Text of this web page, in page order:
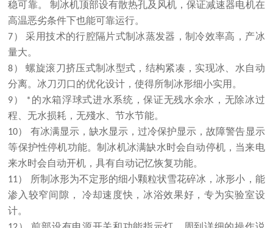
稳可靠。 制冰机顶部设有散热孔及风机，保证减速器电机在
高温恶劣条件下也能可靠运行。
7） 采用技术的行腔隔片式制冰蒸发器，制冷效率高，产冰
量大。
8） 螺旋滚刀挤压式制冰型式，结构紧凑，实现冰、水自动
分离。冰刀刃口的优化设计，使得所制冰形细小实用。
9） *的水箱浮球式进水系统，保证无残水余水，无除冰过
程、无水损耗，无殘水、节水节能。
10） 有冰满显示，缺水显示，过冷保护显示，故障警告显示
等保护性停机功能。制冰机冰满缺水时会自动停机，当来电
来水时会自动开机，具有自动记忆恢复功能。
11） 所制冰形为不定形的细小颗粒状雪花碎冰，冰形小，能
渗入较窄间隙， 冷却速度快，冰浴效果好，专为实验室设
计。